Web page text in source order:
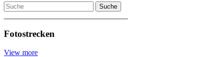
Suche
Fotostrecken
View more